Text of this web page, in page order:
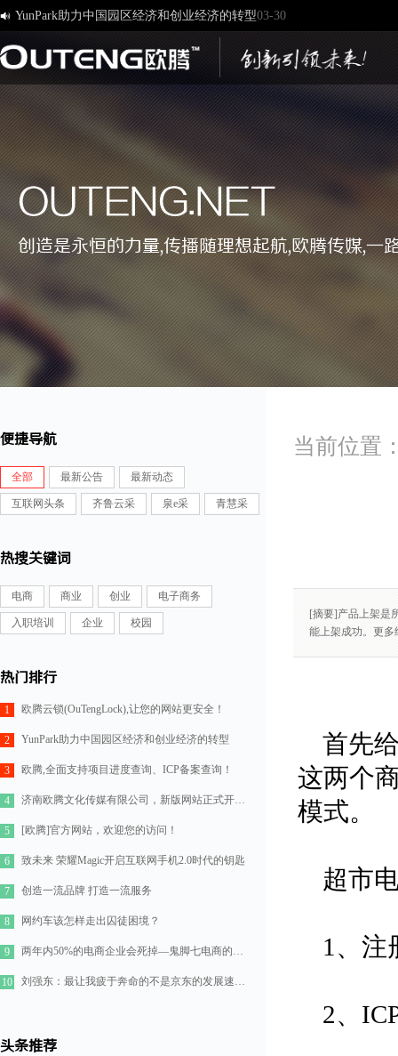
 YunPark助力中国园区经济和创业经济的转型03-30
[欧腾]官方网站，欢迎您的访问！03-17
创造一流品牌 打造一流服务 01-09
OUTENG.NET
创造是永恒的力量,传播随理想起航,欧腾传媒,一
便捷导航
全部 最新公告 最新动态
互联网头条 齐鲁云采 泉e采 青慧采
热搜关键词
电商 商业 创业 电子商务
入职培训 企业 校园
热门排行
1 欧腾云锁(OuTengLock),让您的网站更安全！
2 YunPark助力中国园区经济和创业经济的转型
3 欧腾,全面支持项目进度查询、ICP备案查询！
4 济南欧腾文化传媒有限公司，新版网站正式开通！
5 [欧腾]官方网站，欢迎您的访问！
6 致未来 荣耀Magic开启互联网手机2.0时代的钥匙
7 创造一流品牌 打造一流服务
8 网约车该怎样走出囚徒困境？
9 两年内50%的电商企业会死掉—鬼脚七电商的七点思考
10 刘强东：最让我疲于奔命的不是京东的发展速度，而是如何管理好11万人的队伍
头条推荐
[摘要]产品上架是
能上架成功。更
首先
这两个
模式。
超市
1、注
2、